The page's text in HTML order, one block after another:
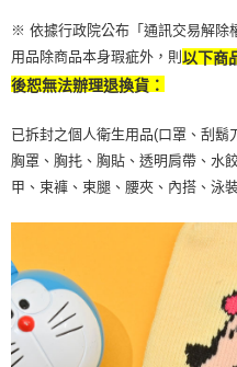
時審查核予不同之上限額度；若仍
５．嚴禁一人註冊多個帳號或使用
恩沛科技股份有限公司將有權停止
付款後寶雅門市自取(由倉庫統
每筆NT$80，滿NT$290(含以
※ 依據行政院公布「通訊交易解除
用品除商品本身瑕疵外，則 以下商
後恕無法辦理退換貨：
已拆封之個人衛生用品(口罩、刮
胸罩、胸扥、胸貼、透明肩帶、水
甲、束褲、束腿、腰夾、內搭、泳